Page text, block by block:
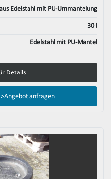
Edelstahl mit PU-Ummantelung
30 l
Edelstahl mit PU-Mantel
Details
Angebot anfragen